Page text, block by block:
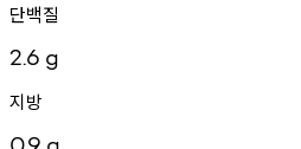
단백질
2.6 g
지방